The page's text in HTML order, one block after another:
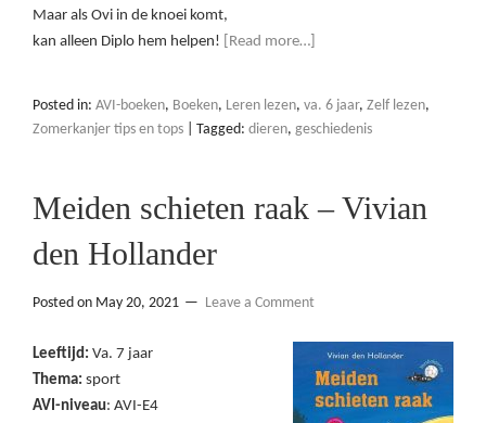
Maar als Ovi in de knoei komt,
kan alleen Diplo hem helpen!
[Read more…]
Posted in: AVI-boeken, Boeken, Leren lezen, va. 6 jaar, Zelf lezen,
Zomerkanjer tips en tops
Tagged: dieren, geschiedenis
Meiden schieten raak – Vivian
den Hollander
Posted on May 20, 2021 Leave a Comment
Leeftijd: Va. 7 jaar
Thema: sport
AVI-niveau: AVI-E4